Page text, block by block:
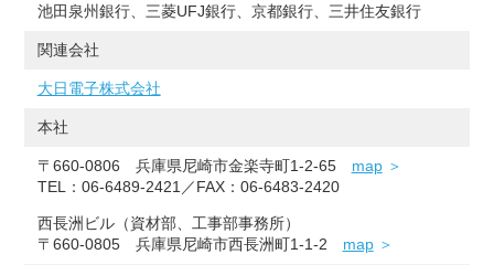
池田泉州銀行、三菱UFJ銀行、京都銀行、三井住友銀行
関連会社
大日電子株式会社
本社
〒660-0806 兵庫県尼崎市金楽寺町1-2-65 map
TEL：06-6489-2421／FAX：06-6483-2420
西長洲ビル（資材部、工事部事務所）
〒660-0805 兵庫県尼崎市西長洲町1-1-2 map